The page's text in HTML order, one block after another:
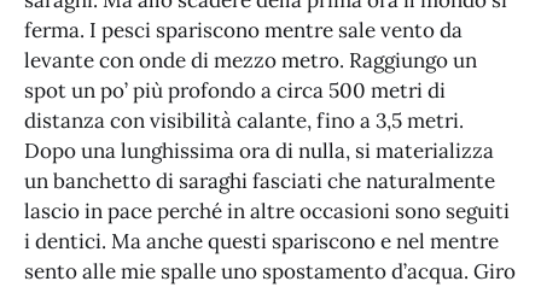
ferma. I pesci spariscono mentre sale vento da
levante con onde di mezzo metro. Raggiungo un
spot un po’ più profondo a circa 500 metri di
distanza con visibilità calante, fino a 3,5 metri.
Dopo una lunghissima ora di nulla, si materializza
un banchetto di saraghi fasciati che naturalmente
lascio in pace perché in altre occasioni sono seguiti
i dentici. Ma anche questi spariscono e nel mentre
sento alle mie spalle uno spostamento d’acqua. Giro